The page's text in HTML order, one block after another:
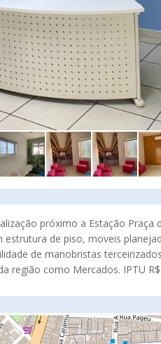
próximo a Estação Praça
de piso, moveis
de manobristas
região como Mercados. IPTU